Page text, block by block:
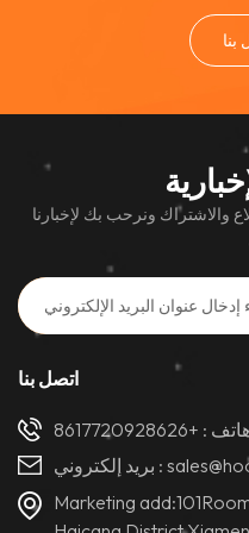
بنا
والاشتراك ونرحب بك لإخبارنا
اتصل بنا
:
+8617720928626
بريد إلكتروني :
Marketing